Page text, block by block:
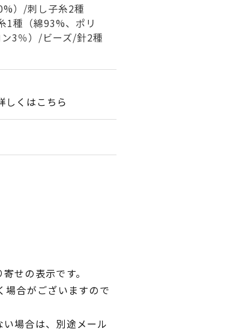
）/刺し子糸2種
1種（綿93%、ポリ
3％）/ビーズ/針2種
しくはこちら
せの表示です。
場合がございますので
場合は、別途メール